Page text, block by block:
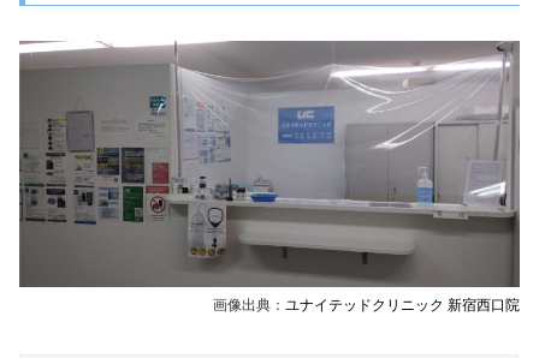
画像出典： ユナイテッドクリニック 新宿西口院